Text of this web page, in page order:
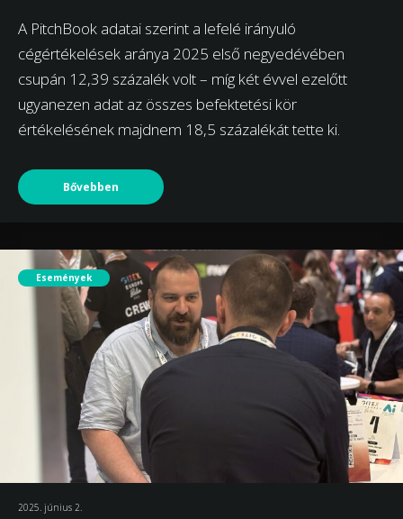
A PitchBook adatai szerint a lefelé irányuló
cégértékelések aránya 2025 első negyedévében
csupán 12,39 százalék volt – míg két évvel ezelőtt
ugyanezen adat az összes befektetési kör
értékelésének majdnem 18,5 százalékát tette ki.
Bővebben
Események
2025. június 2.